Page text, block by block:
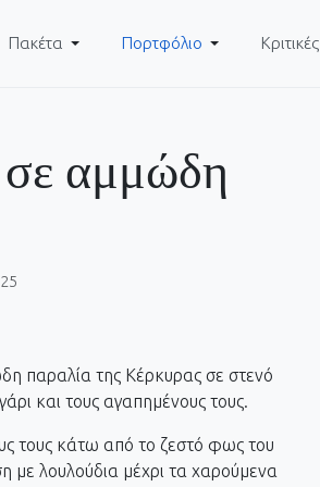
Πακέτα Πορτφόλιο Κριτικές
σε αμμώδη
παραλία της Κέρκυρας σε στενό
και τους αγαπημένους τους.
τους κάτω από το ζεστό φως του
με λουλούδια μέχρι τα χαρούμενα